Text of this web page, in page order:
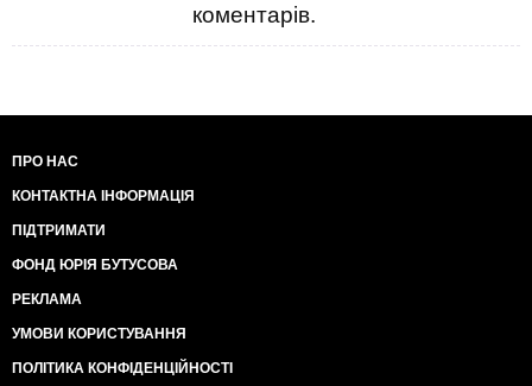
коментарів.
ПРО НАС
КОНТАКТНА ІНФОРМАЦІЯ
ПІДТРИМАТИ
ФОНД ЮРІЯ БУТУСОВА
РЕКЛАМА
УМОВИ КОРИСТУВАННЯ
ПОЛІТИКА КОНФІДЕНЦІЙНОСТІ